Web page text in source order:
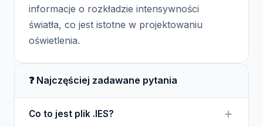
informacje o rozkładzie intensywności
światła, co jest istotne w projektowaniu
oświetlenia.
❓ Najczęściej zadawane pytania
Co to jest plik .IES?